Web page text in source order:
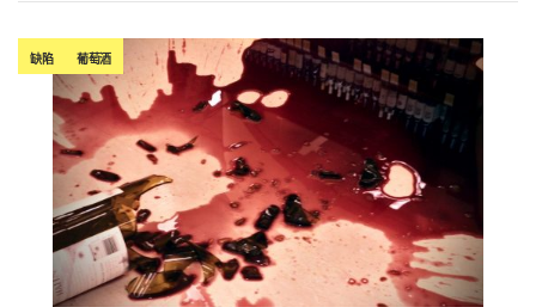
缺陷 葡萄酒